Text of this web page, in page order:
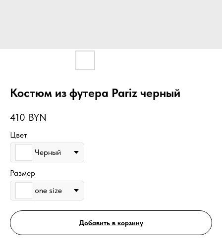
Костюм из футера Pariz черный
410 BYN
Цвет
Черный
Размер
one size
Добавить в корзину